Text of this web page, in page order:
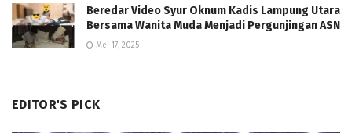
Beredar Video Syur Oknum Kadis Lampung Utara
Bersama Wanita Muda Menjadi Pergunjingan ASN
Mei 17, 2025
EDITOR'S PICK